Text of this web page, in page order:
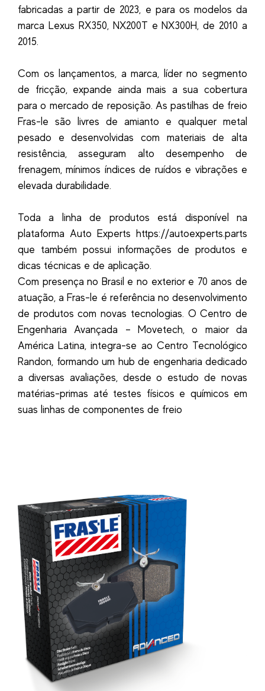
fabricadas a partir de 2023, e para os modelos da
marca Lexus RX350, NX200T e NX300H, de 2010 a
2015.
Com os lançamentos, a marca, líder no segmento
de fricção, expande ainda mais a sua cobertura
para o mercado de reposição. As pastilhas de freio
Fras-le são livres de amianto e qualquer metal
pesado e desenvolvidas com materiais de alta
resistência, asseguram alto desempenho de
frenagem, mínimos índices de ruídos e vibrações e
elevada durabilidade.
Toda a linha de produtos está disponível na
plataforma Auto Experts https://autoexperts.parts
que também possui informações de produtos e
dicas técnicas e de aplicação.
Com presença no Brasil e no exterior e 70 anos de
atuação, a Fras-le é referência no desenvolvimento
de produtos com novas tecnologias. O Centro de
Engenharia Avançada – Movetech, o maior da
América Latina, integra-se ao Centro Tecnológico
Randon, formando um hub de engenharia dedicado
a diversas avaliações, desde o estudo de novas
matérias-primas até testes físicos e químicos em
suas linhas de componentes de freio